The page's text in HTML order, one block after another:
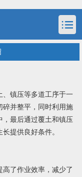
、镇压等多道工序于一
碎并整平，同时利用施
，最后通过覆土和镇压
提供良好条件。
了作业效率，减少了